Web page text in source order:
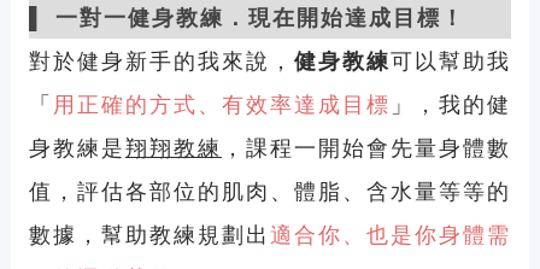
▌ 一對一健身教練．現在開始達成目標！
對於健身新手的我來說， 健身教練可以幫助我
「 用正確的方式、有效率達成目標 」，我的健
身教練是翔翔教練 ，課程一開始會先量身體數
值，評估各部位的肌肉、體脂、含水量等等的
數據，幫助教練規劃出適合你、也是你身體需